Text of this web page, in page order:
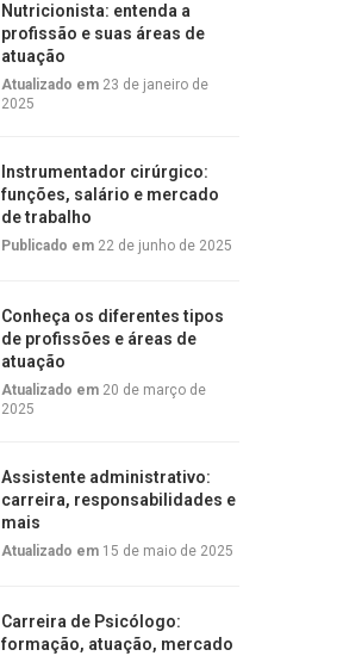
Nutricionista: entenda a
profissão e suas áreas de
atuação
Atualizado em 23 de janeiro de
2025
Instrumentador cirúrgico:
funções, salário e mercado
de trabalho
Publicado em 22 de junho de 2025
Conheça os diferentes tipos
de profissões e áreas de
atuação
Atualizado em 20 de março de
2025
Assistente administrativo:
carreira, responsabilidades e
mais
Atualizado em 15 de maio de 2025
Carreira de Psicólogo:
formação, atuação, mercado